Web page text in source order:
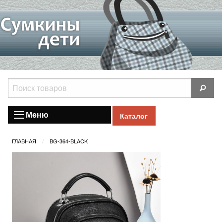
Меню Каталог
ГЛАВНАЯ BG-364-BLACK